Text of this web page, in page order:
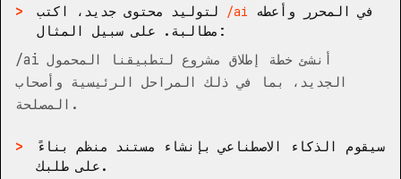
/ai
مطالبة. على سبيل المثال:
/ai أنشئ خطة إطلاق مشروع لتطبيقنا المحمول
الجديد، بما في ذلك المراحل الرئيسية وأصحاب
المصلحة.
سيقوم الذكاء الاصطناعي بإنشاء مستند منظم بناءً
على طلبك.